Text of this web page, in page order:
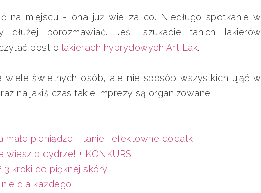
na miejscu - ona już wie za co. Niedługo spotkanie w
porozmawiać. Jeśli szukacie tanich lakierów
post o lakierach hybrydowych Art Lak.
wiele świetnych osób, ale nie sposób wszystkich ująć w
na jakiś czas takie imprezy są organizowane!
małe pieniądze - tanie i efektowne dodatki!
o cydrze! + KONKURS
kroki do pięknej skóry!
dla każdego